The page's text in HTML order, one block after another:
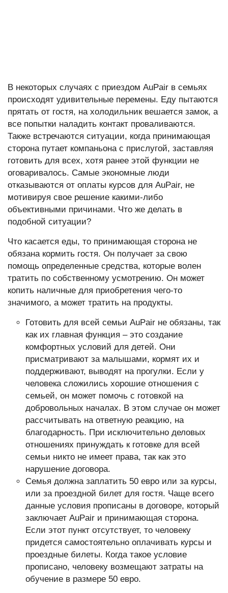
В некоторых случаях с приездом AuPair в семьях
происходят удивительные перемены. Еду пытаются
прятать от гостя, на холодильник вешается замок, а
все попытки наладить контакт проваливаются.
Также встречаются ситуации, когда принимающая
сторона путает компаньона с прислугой, заставляя
готовить для всех, хотя ранее этой функции не
оговаривалось. Самые экономные люди
отказываются от оплаты курсов для AuPair, не
мотивируя свое решение какими-либо
объективными причинами. Что же делать в
подобной ситуации?
Что касается еды, то принимающая сторона не
обязана кормить гостя. Он получает за свою
помощь определенные средства, которые волен
тратить по собственному усмотрению. Он может
копить наличные для приобретения чего-то
значимого, а может тратить на продукты.
Готовить для всей семьи AuPair не обязаны, так
как их главная функция – это создание
комфортных условий для детей. Они
присматривают за малышами, кормят их и
поддерживают, выводят на прогулки. Если у
человека сложились хорошие отношения с
семьей, он может помочь с готовкой на
добровольных началах. В этом случае он может
рассчитывать на ответную реакцию, на
благодарность. При исключительно деловых
отношениях принуждать к готовке для всей
семьи никто не имеет права, так как это
нарушение договора.
Семья должна заплатить 50 евро или за курсы,
или за проездной билет для гостя. Чаще всего
данные условия прописаны в договоре, который
заключает AuPair и принимающая сторона.
Если этот пункт отсутствует, то человеку
придется самостоятельно оплачивать курсы и
проездные билеты. Когда такое условие
прописано, человеку возмещают затраты на
обучение в размере 50 евро.